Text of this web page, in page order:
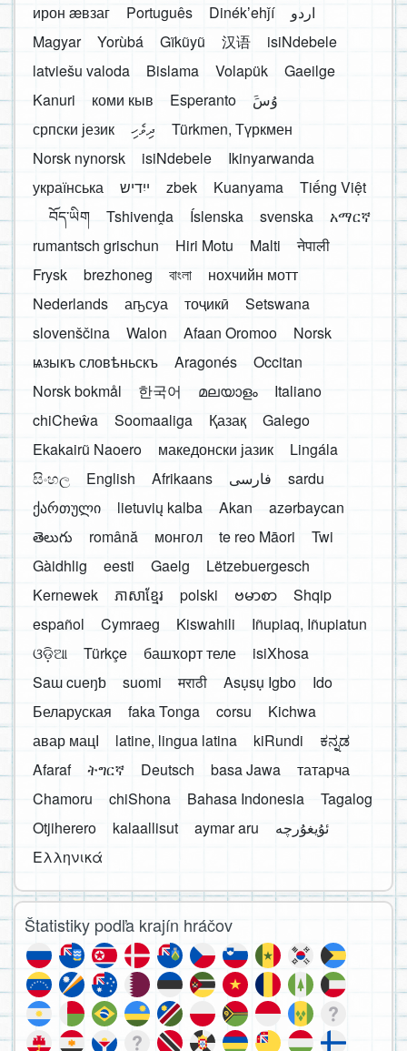
ирон æвзаг
Português Dinékʼehǰí
اردو
Magyar
Yorùbá Gĩkũyũ 汉语
isiNdebele
latviešu valoda
Bislama Volapük
Gaeilge
Kanuri
коми кыв Esperanto
َوُسَ
српски језик
ދިވެހި
Türkmen, Түркмен
Norsk nynorsk
isiNdebele
Ikinyarwanda
українська
ייִדיש zbek Kuanyama
Tiếng Việt
བོད་ཡིག
Tshivenḓa Íslenska svenska
አማርኛ
rumantsch grischun
Hiri Motu Malti
नेपाली
Frysk
brezhoneg বাংলা
нохчийн мотт
Nederlands
аҧсуа тоҷикӣ
Setswana
slovenščina
Walon Afaan Oromoo
Norsk
ѩзыкъ словѣньскъ
Aragonés
Occitan
Norsk bokmål
한국어 മലയാളം
Italiano
chiCheŵa
Soomaaliga Қазақ
Galego
Ekakairũ Naoero
македонски јазик
Lingála
සිංහල
English Afrikaans فارسی
sardu
ქართული
lietuvių kalba Akan
azərbaycan
తెలుగు
română монгол te reo Māori
Twi
Gàidhlig
eesti Gaelg
Lëtzebuergesch
Kernewek
ភាសាខ្មែរ polski ဗမာစာ
Shqip
español
Cymraeg Kiswahili
Iñupiaq, Iñupiatun
ଓଡ଼ିଆ
Türkçe башҡорт теле
isiXhosa
Saɯ cueŋƅ
suomi मराठी Asụsụ Igbo
Ido
Беларуская
faka Tonga corsu
Kichwa
авар мацӀ
latine, lingua latina kiRundi
ಕನ್ನಡ
Afaraf
ትግርኛ Deutsch basa Jawa
татарча
Chamoru
chiShona Bahasa Indonesia
Tagalog
Otjiherero
kalaallisut aymar aru
Ελληνικά
Štatistiky podľa krajín hráčov